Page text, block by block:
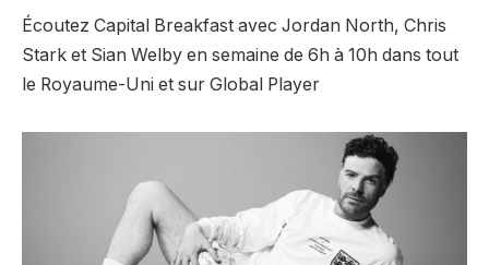
Écoutez Capital Breakfast avec Jordan North, Chris
Stark et Sian Welby en semaine de 6h à 10h dans tout
le Royaume-Uni et sur Global Player